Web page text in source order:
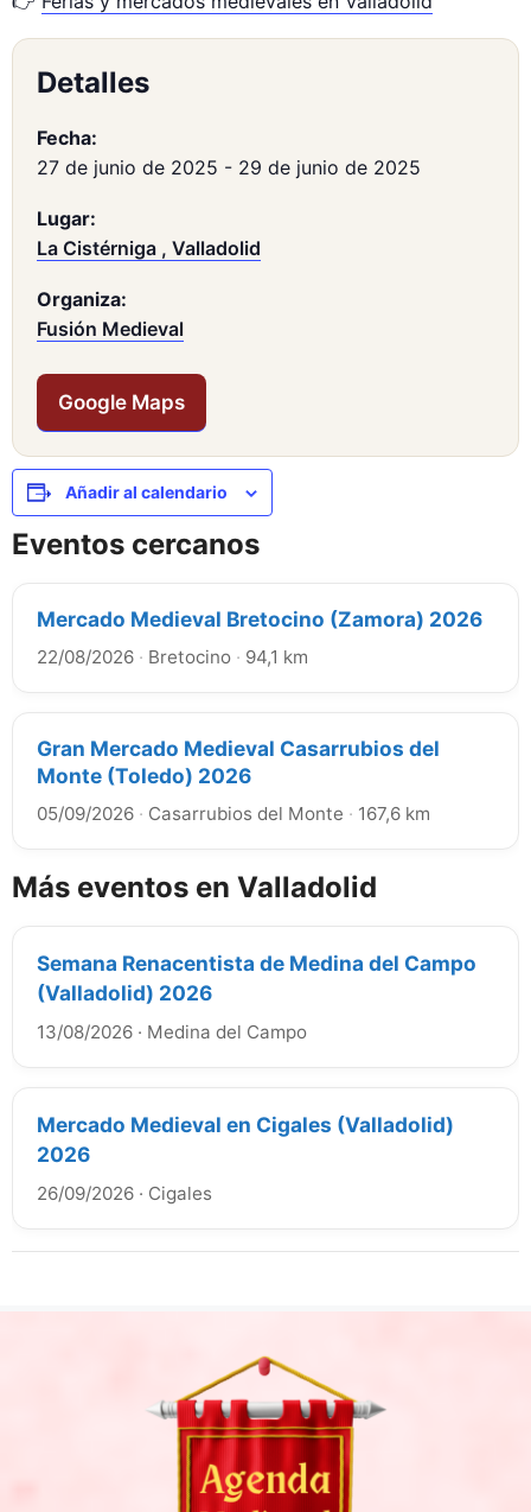
Detalles
Fecha:
27 de junio de 2025 - 29 de junio de 2025
Lugar:
La Cistérniga , Valladolid
Organiza:
Fusión Medieval
Google Maps
Añadir al calendario
Eventos cercanos
Mercado Medieval Bretocino (Zamora) 2026
22/08/2026 · Bretocino · 94,1 km
Gran Mercado Medieval Casarrubios del
Monte (Toledo) 2026
05/09/2026 · Casarrubios del Monte · 167,6 km
Más eventos en Valladolid
Semana Renacentista de Medina del Campo
(Valladolid) 2026
13/08/2026 · Medina del Campo
Mercado Medieval en Cigales (Valladolid)
2026
26/09/2026 · Cigales